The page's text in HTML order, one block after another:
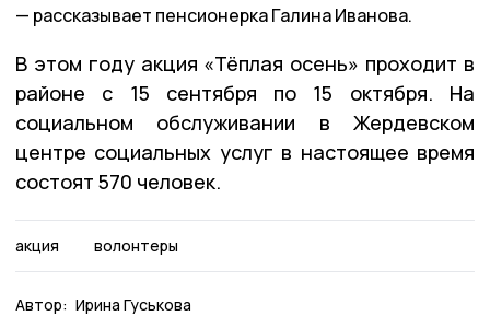
рассказывает пенсионерка Галина Иванова.
В этом году акция «Тёплая осень» проходит в
районе с 15 сентября по 15 октября. На
социальном обслуживании в Жердевском
центре социальных услуг в настоящее время
состоят 570 человек.
акция волонтеры
Автор: Ирина Гуськова